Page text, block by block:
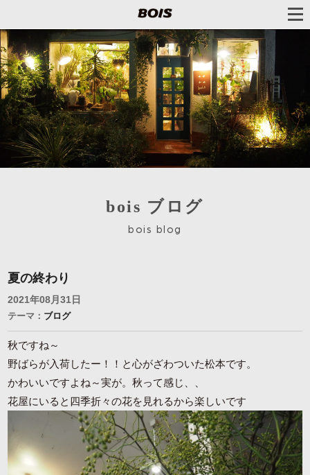
bois ブログ
bois blog
夏の終わり
2021年08月31日
テーマ： ブログ
秋ですね～
野ばらが入荷したー！！と心がざわついた松本です。
かわいいですよね～実が。秋って感じ、、
花屋にいると四季折々の花を見れるから楽しいです